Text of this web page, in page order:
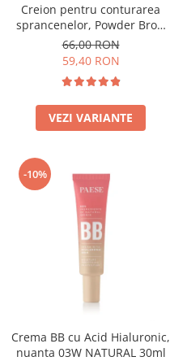
Creion pentru conturarea
sprancenelor, Powder Brow
Pencil, nuanta Honey Blond -
1.19g
66,00 RON
59,40 RON
VEZI VARIANTE
-10%
Crema BB cu Acid Hialuronic,
nuanta 03W NATURAL 30ml